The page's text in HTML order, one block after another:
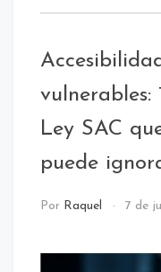
vulnerables:
Ley SAC
puede
Por Raquel 7 de